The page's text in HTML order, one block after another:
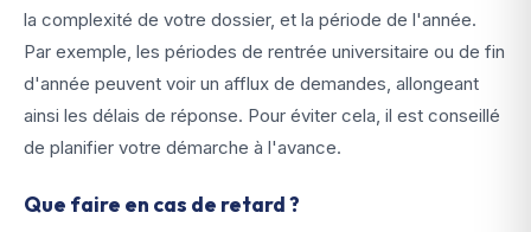
la complexité de votre dossier, et la période de l'année.
Par exemple, les périodes de rentrée universitaire ou de fin
d'année peuvent voir un afflux de demandes, allongeant
ainsi les délais de réponse. Pour éviter cela, il est conseillé
de planifier votre démarche à l'avance.
Que faire en cas de retard ?